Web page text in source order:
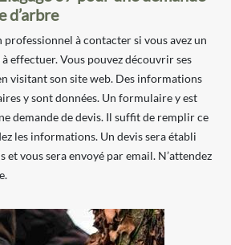
d’arbre
professionnel à contacter si vous avez un
à effectuer. Vous pouvez découvrir ses
visitant son site web. Des informations
y sont données. Un formulaire y est
demande de devis. Il suffit de remplir ce
les informations. Un devis sera établi
et vous sera envoyé par email. N’attendez